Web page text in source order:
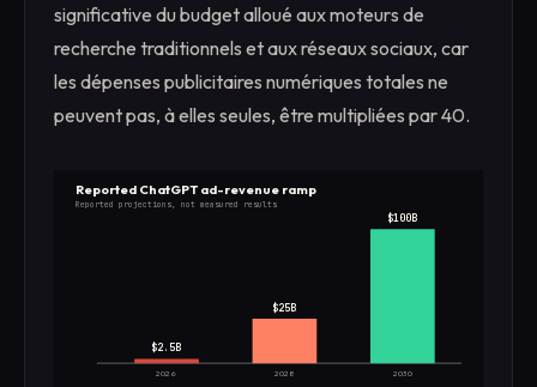
significative du budget alloué aux moteurs de
recherche traditionnels et aux réseaux sociaux, car
les dépenses publicitaires numériques totales ne
peuvent pas, à elles seules, être multipliées par 40.
Reported ChatGPT ad-revenue ramp
Reported projections, not measured results
$2.5B
2026
$25B
2028
$100B
2030